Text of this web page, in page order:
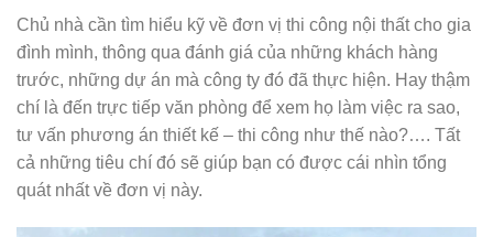
Chủ nhà cần tìm hiểu kỹ về đơn vị thi công nội thất cho gia
đình mình, thông qua đánh giá của những khách hàng
trước, những dự án mà công ty đó đã thực hiện. Hay thậm
chí là đến trực tiếp văn phòng để xem họ làm việc ra sao,
tư vấn phương án thiết kế – thi công như thế nào?…. Tất
cả những tiêu chí đó sẽ giúp bạn có được cái nhìn tổng
quát nhất về đơn vị này.